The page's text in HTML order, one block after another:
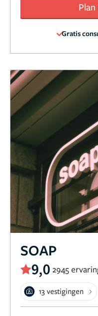
Gratis
SOAP
9,0 2945
13 vestigingen